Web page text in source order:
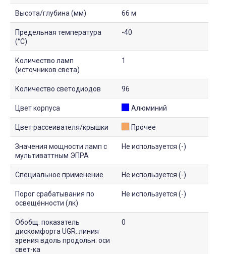
Высота/глубина (мм) 66 м
Предельная температура
(°C)
-40
Количество ламп
(источников света)
1
Количество светодиодов 96
Цвет корпуса Алюминий
Цвет рассеивателя/крышки Прочее
Значения мощности ламп с
мультиваттным ЭПРА
Не используется (-)
Специальное применение Не используется (-)
Порог срабатывания по
освещённости (лк)
Не используется (-)
Обобщ. показатель
дискомфорта UGR: линия
зрения вдоль продольн. оси
свет-ка
0